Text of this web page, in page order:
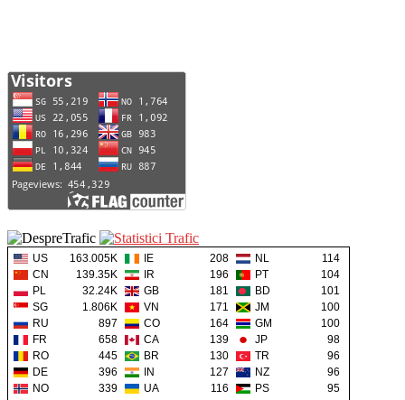
US 163.005K IE 208 NL
114
CN
139.35K IR 196 PT
104
PL
32.24K GB 181 BD
101
SG
1.806K VN 171 JM
100
RU
897 CO 164 GM
100
FR
658 CA 139 JP
98
RO
445 BR 130 TR
96
DE
396 IN 127 NZ
96
NO
339 UA 116 PS
95